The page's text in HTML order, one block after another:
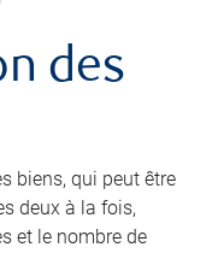
des
biens, qui peut être
deux à la fois,
et le nombre de